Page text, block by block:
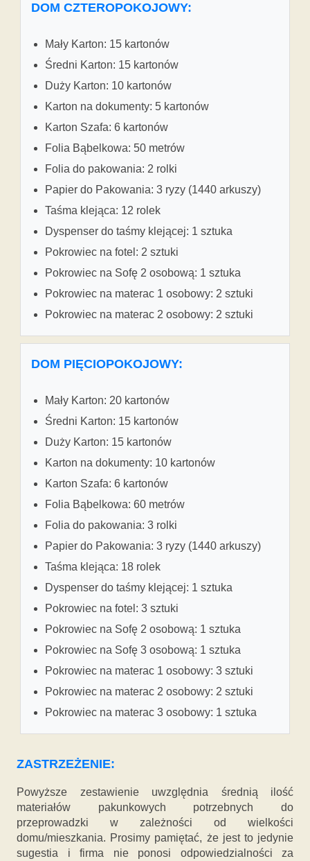
DOM CZTEROPOKOJOWY:
Mały Karton: 15 kartonów
Średni Karton: 15 kartonów
Duży Karton: 10 kartonów
Karton na dokumenty: 5 kartonów
Karton Szafa: 6 kartonów
Folia Bąbelkowa: 50 metrów
Folia do pakowania: 2 rolki
Papier do Pakowania: 3 ryzy (1440 arkuszy)
Taśma klejąca: 12 rolek
Dyspenser do taśmy klejącej: 1 sztuka
Pokrowiec na fotel: 2 sztuki
Pokrowiec na Sofę 2 osobową: 1 sztuka
Pokrowiec na materac 1 osobowy: 2 sztuki
Pokrowiec na materac 2 osobowy: 2 sztuki
DOM PIĘCIOPOKOJOWY:
Mały Karton: 20 kartonów
Średni Karton: 15 kartonów
Duży Karton: 15 kartonów
Karton na dokumenty: 10 kartonów
Karton Szafa: 6 kartonów
Folia Bąbelkowa: 60 metrów
Folia do pakowania: 3 rolki
Papier do Pakowania: 3 ryzy (1440 arkuszy)
Taśma klejąca: 18 rolek
Dyspenser do taśmy klejącej: 1 sztuka
Pokrowiec na fotel: 3 sztuki
Pokrowiec na Sofę 2 osobową: 1 sztuka
Pokrowiec na Sofę 3 osobową: 1 sztuka
Pokrowiec na materac 1 osobowy: 3 sztuki
Pokrowiec na materac 2 osobowy: 2 sztuki
Pokrowiec na materac 3 osobowy: 1 sztuka
ZASTRZEŻENIE:
Powyższe zestawienie uwzględnia średnią ilość
materiałów pakunkowych potrzebnych do
przeprowadzki w zależności od wielkości
domu/mieszkania. Prosimy pamiętać, że jest to jedynie
sugestia i firma nie ponosi odpowiedzialności za